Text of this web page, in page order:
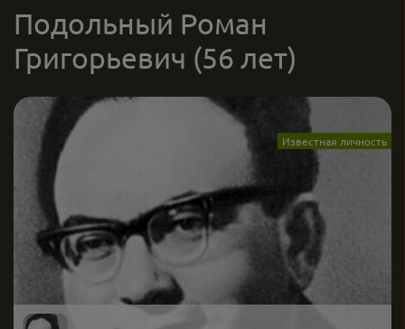
Подольный Роман
Григорьевич (56 лет)
Известная личность